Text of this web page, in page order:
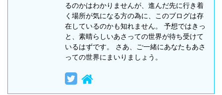
るのかはわかりませんが、進んだ先に行き着
く場所が気になる方の為に、このブログは存
在しているのかも知れません。 予想ではきっ
と、素晴らしいあさっての世界が待ち受けて
いるはずです。 さあ、ご一緒にあなたもあさ
っての世界にまいりましょう。